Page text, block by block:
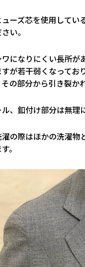
ーズ芯を使用してい
い。
になりにくい長所が
が若干弱くなってお
の部分から引き裂か
、釦付け部分は無理
の際はほかの洗濯物
。